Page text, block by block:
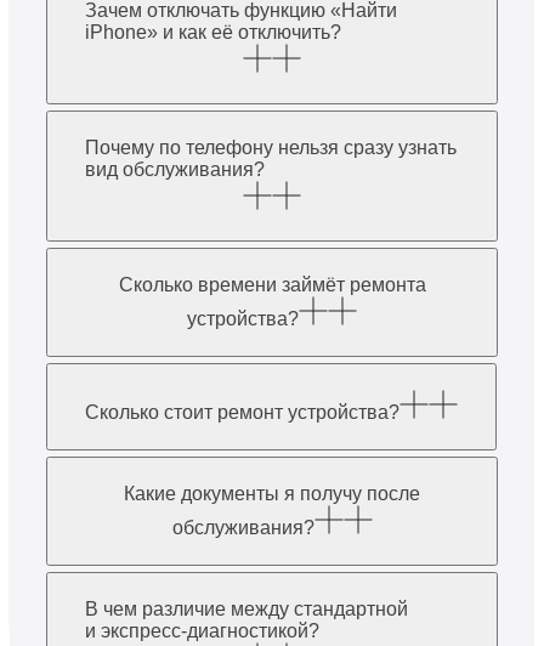
Зачем отключать функцию «Найти
iPhone» и как её отключить?
Почему по телефону нельзя сразу узнать
вид обслуживания?
Сколько времени займёт ремонта
устройства?
Сколько стоит ремонт устройства?
Какие документы я получу после
обслуживания?
В чем различие между стандартной
и экспресс-диагностикой?